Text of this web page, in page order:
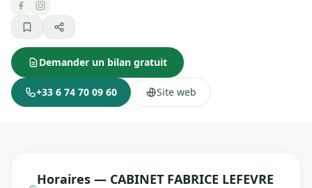
Demander un bilan gratuit
+33 6 74 70 09 60 Site web
Horaires — CABINET FABRICE LEFEVRE